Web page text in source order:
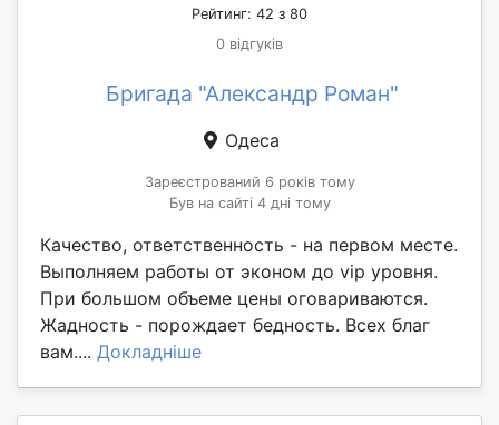
Рейтинг: 42 з 80
0 відгуків
Бригада "Александр Роман"
Одеса
Зареєстрований 6 років тому
Був на сайті 4 дні тому
Качество, ответственность - на первом месте.
Выполняем работы от эконом до vip уровня.
При большом объеме цены оговариваются.
Жадность - порождает бедность. Всех благ
вам.... Докладніше